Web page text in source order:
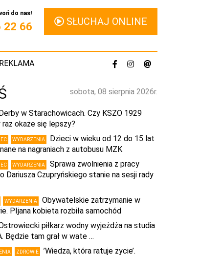
do nas!
22 66 SŁUCHAJ ONLINE
REKLAMA
sobota, 08 sierpnia 2026r.
w Starachowicach. Czy KSZO 1929
raz okaże się lepszy?
WYDARZENIA
Dzieci w wieku od 12 do 15 lat
na nagraniach z autobusu MZK
WYDARZENIA
Sprawa zwolnienia z pracy
Dariusza Czupryńskiego stanie na sesji rady
WYDARZENIA
Obywatelskie zatrzymanie w
PIjana kobieta rozbiła samochód
piłkarz wodny wyjeżdża na studia
Będzie tam grał w wate …
ZDROWIE
’Wiedza, która ratuje życie’.